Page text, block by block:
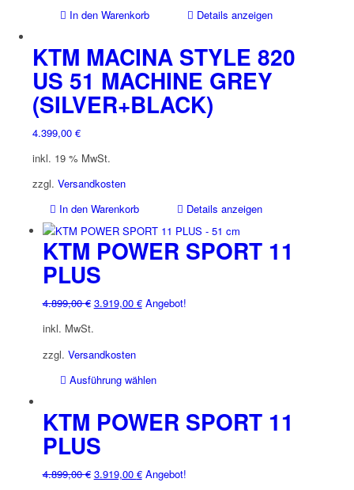
In den Warenkorb
Details anzeigen
KTM MACINA STYLE 820
US 51 MACHINE GREY
(SILVER+BLACK)
4.399,00 €
inkl. 19 % MwSt.
zzgl. Versandkosten
In den Warenkorb
Details anzeigen
KTM POWER SPORT 11
PLUS
4.899,00€ Ursprünglicher
war:
4.899,00 €
3.919,00 €Aktueller
Angebot!
inkl. MwSt.
zzgl. Versandkosten
Ausführung wählen
weist
mehrere
Die
KTM POWER SPORT 11
PLUS
4.899,00€ Ursprünglicher
3.919,00 €Aktueller
Angebot!